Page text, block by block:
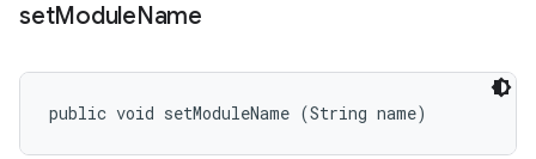
setModuleName
public void setModuleName (String name)